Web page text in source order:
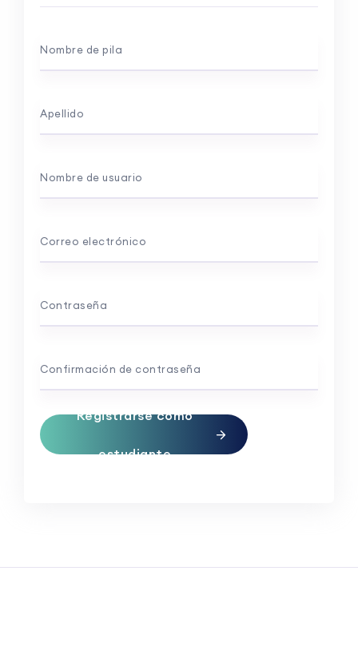
Nombre de pila
Apellido
Nombre de usuario
Correo electrónico
Contraseña
Confirmación de contraseña
Registrarse como
estudiante